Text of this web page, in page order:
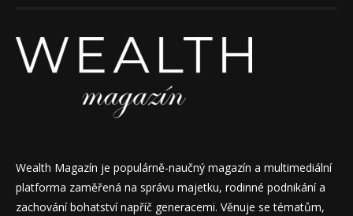
Wealth Magazín je populárně-naučný magazín a multimediální
platforma zaměřená na správu majetku, rodinné podnikání a
zachování bohatství napříč generacemi. Věnuje se tématům,